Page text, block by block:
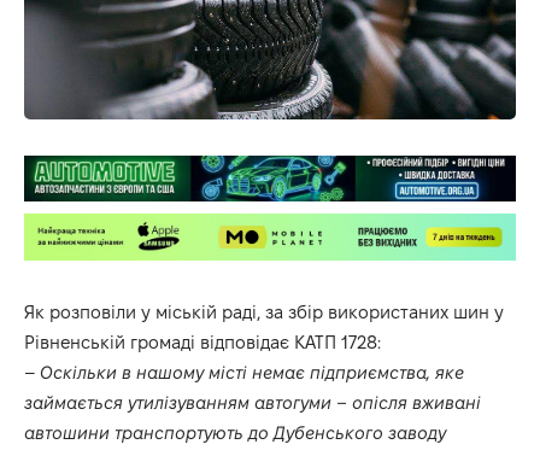
Як розповіли у міській раді, за збір використаних шин у
Рівненській громаді відповідає КАТП 1728:
– Оскільки в нашому місті немає підприємства, яке
займається утилізуванням автогуми – опісля вживані
автошини транспортують до Дубенського заводу